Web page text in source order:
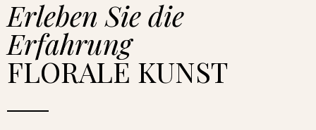
Erleben Sie die
Erfahrung
FLORALE KUNST